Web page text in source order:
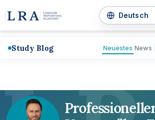
Study Blog Neuestes News